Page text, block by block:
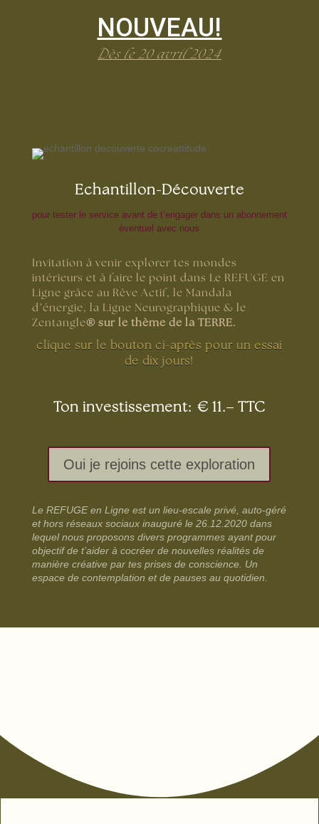
NOUVEAU!
Dès le 20 avril 2024
Echantillon-Découverte
pour tester le service avant de t’engager dans un abonnement
éventuel avec nous
Invitation à venir explorer tes mondes
intérieurs et à faire le point dans Le REFUGE en
Ligne grâce au Rêve Actif, le Mandala
d’énergie, la Ligne Neurographique & le
Zentangle® sur le thème de la TERRE.
clique sur le bouton ci-après pour un essai
de dix jours!
Ton investissement: € 11.– TTC
Oui je rejoins cette exploration
Le REFUGE en Ligne est un lieu-escale privé, auto-géré
et hors réseaux sociaux inauguré le 26.12.2020 dans
lequel nous proposons divers programmes ayant pour
objectif de t’aider à cocréer de nouvelles réalités de
manière créative par tes prises de conscience. Un
espace de contemplation et de pauses au quotidien.